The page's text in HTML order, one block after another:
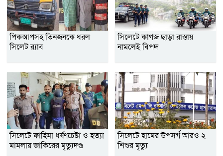
পিকআপসহ তিনজনকে ধরল
সিলেট র‌্যাব
সিলেটে কাগজ ছাড়া রাস্তায়
নামলেই বিপদ
সিলেটে ফাহিমা ধর্ষণচেষ্টা ও হত্যা
মামলায় জাকিরের মৃত্যুদণ্ড
সিলেটে হামের উপসর্গ আরও ২
শিশুর মৃত্যু